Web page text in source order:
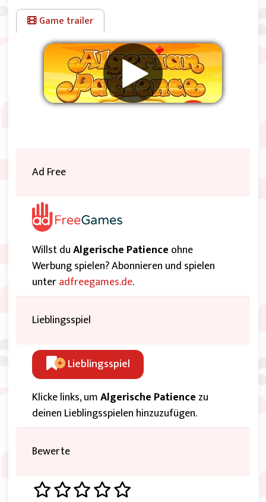
Game trailer
Ad Free
Willst duAlgerische Patience ohne
Werbung spielen? Abonnieren und spielen
unteradfreegames.de.
Lieblingsspiel
Lieblingsspiel
Klicke links, umAlgerische Patience zu
deinen Lieblingsspielen hinzuzufügen.
Bewerte